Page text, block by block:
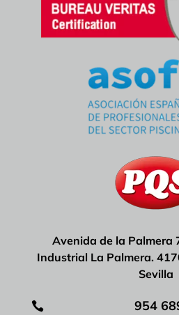
Avenida de la Palmera
Industrial La Palmera.
Sevilla
 954